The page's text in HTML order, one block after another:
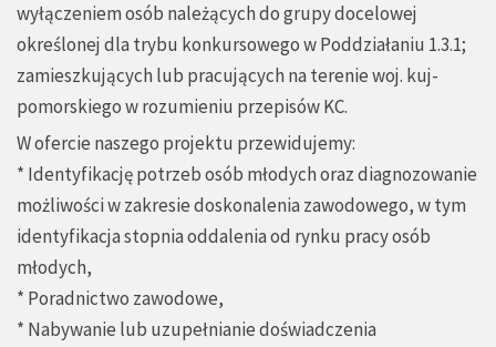
wyłączeniem osób należących do grupy docelowej
określonej dla trybu konkursowego w Poddziałaniu 1.3.1;
zamieszkujących lub pracujących na terenie woj. kuj-
pomorskiego w rozumieniu przepisów KC.
W ofercie naszego projektu przewidujemy:
* Identyfikację potrzeb osób młodych oraz diagnozowanie
możliwości w zakresie doskonalenia zawodowego, w tym
identyfikacja stopnia oddalenia od rynku pracy osób
młodych,
* Poradnictwo zawodowe,
* Nabywanie lub uzupełnianie doświadczenia